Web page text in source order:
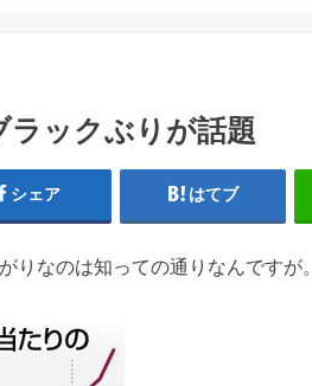
ックぶりが話題
シェア はてブ
りなのは知っての通りなんですが。